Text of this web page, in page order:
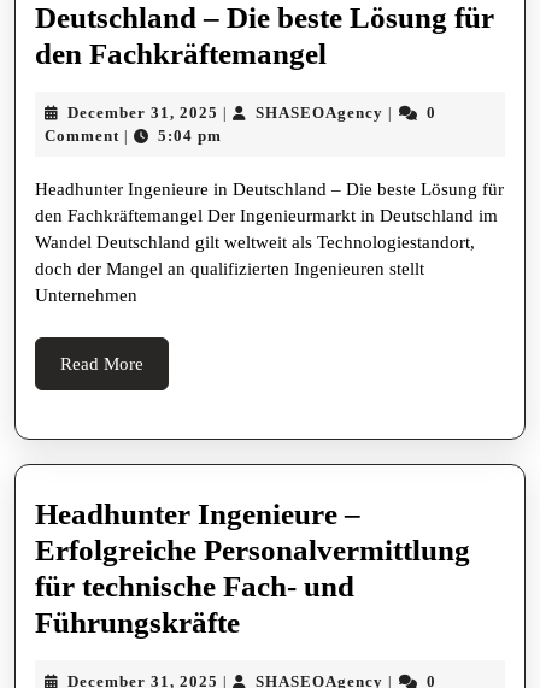
Deutschland – Die beste Lösung für
den Fachkräftemangel
in
–
Die
beste
December 31, 2025 December
31,
SHASEOAgency SHASEOAgency
0
Comment
5:04 pm
Headhunter Ingenieure in Deutschland – Die beste Lösung für
den Fachkräftemangel Der Ingenieurmarkt in Deutschland im
Wandel Deutschland gilt weltweit als Technologiestandort,
doch der Mangel an qualifizierten Ingenieuren stellt
Unternehmen
Read More
More
Headhunter Ingenieure –
Erfolgreiche Personalvermittlung
für technische Fach- und
FührungskräfteHeadhunter
December 31, 2025 December
SHASEOAgency SHASEOAgency
0